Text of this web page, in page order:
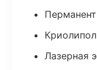
Лазерная